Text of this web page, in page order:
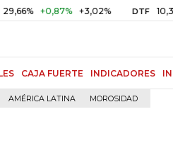
+0,87% +3,02% DTF 10,34%
CAJA FUERTE INDICADORES
AMÉRICA LATINA MOROSIDAD